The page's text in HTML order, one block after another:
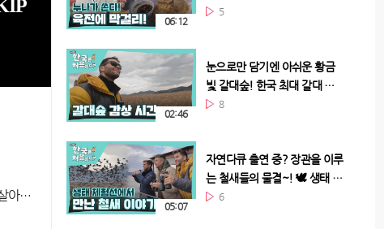
흔들어보아요~
06:12
5
눈으로만 담기엔 아쉬운 황금
빛 갈대숲! 한국 최대 갈대 군
락지, 순천만 습지
02:46
8
자연다큐 출연 중? 장관을 이루
는 철새들의 물결~! 🕊 생태 체
험선에서 야생과 완벽 동화!
05:07
6
▶ 전통놀이→초가집 민박까지?! 600년 전 조선 시대로 떠난 낙안 읍성 타임 슬립 ▶ 이것이 한국인의 흥이다! 약한 자는 살아남을 수 없는(?) 텐션 폭발 K-야시장 ▶ 동물 다큐멘터리 실사판 등장? ‘대자연의 나라’ 노르웨이人들도 감탄한 순천만 습지 대탐험 ▶ 신이시여, 천국을 맛봤습니다...★ TV에서만 보던 마블링 가득 지리산 한우구이 ▶ 야경 찾아 히든 아이 발동! 낭만 가이즈가 찾은 환상적인 순천 에펠탑(?)은 어디?